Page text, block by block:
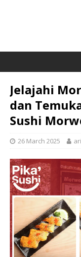
Jelajahi
dan
Sushi
26 March 2025